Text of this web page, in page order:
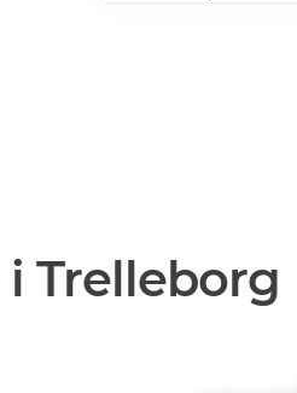
Trelleborg